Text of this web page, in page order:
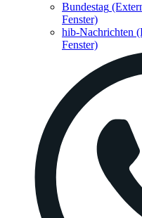
Bundestag
Fenster)
hib-Nachrichten
Fenster)